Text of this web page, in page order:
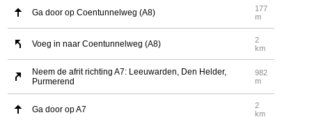
Ga door op Coentunnelweg (A8)
177
m
Voeg in naar Coentunnelweg (A8)
2
km
Neem de afrit richting A7: Leeuwarden, Den Helder,
Purmerend
982
m
Ga door op A7
2
km